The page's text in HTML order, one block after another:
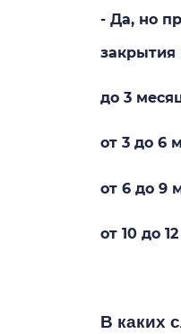
- Да, но
закрытия
до 3
от 3 до 6
от 6 до 9
от 10 до
В каких